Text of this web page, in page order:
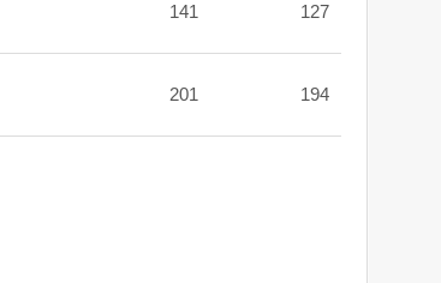
141 127
201 194